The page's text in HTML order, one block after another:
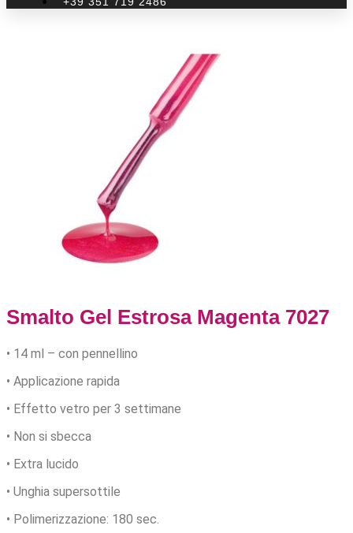
Smalto Gel Estrosa Magenta 7027
• 14 ml – con pennellino
• Applicazione rapida
• Effetto vetro per 3 settimane
• Non si sbecca
• Extra lucido
• Unghia supersottile
• Polimerizzazione: 180 sec.